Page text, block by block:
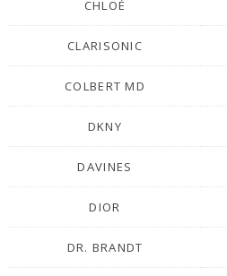
CHLOÉ
CLARISONIC
COLBERT MD
DKNY
DAVINES
DIOR
DR. BRANDT